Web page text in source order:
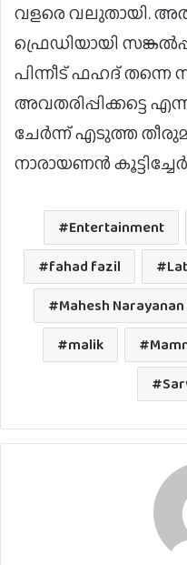
വളരെ വലുതായി.
ഫ്രെഡിയായി
പിന്നീട് ഫഹദ്
അവതരിപ്പിക്കട്ടെ
ചേർന്ന് എടുത്ത
നാരായണൻ
Entertainment
fahad fazil
Mahesh Narayanan
malik